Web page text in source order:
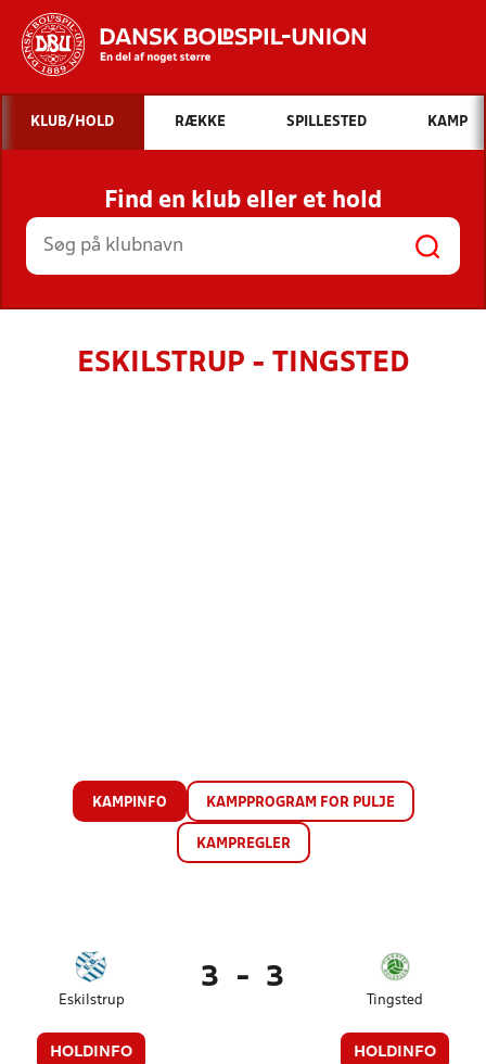
Hvad vil du søge efter?
INDHOLD OG NYHEDER
STILLINGER, RESULTATER, KLUBBER OG
HOLD
KLUB/HOLD RÆKKE SPILLESTED KAMP
Find en klub eller et hold
ESKILSTRUP - TINGSTED
KAMPINFO KAMPPROGRAM FOR PULJE
KAMPREGLER
Eskilstrup
HOLDINFO
3 - 3
Tingsted
HOLDINFO